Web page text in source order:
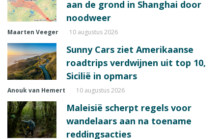
aan de grond in Shanghai door
noodweer
Maarten Veeger 10 augustus 2026
Sunny Cars ziet Amerikaanse
roadtrips verdwijnen uit top 10,
Sicilië in opmars
Anouk van Hemert 10 augustus 2026
Maleisië scherpt regels voor
wandelaars aan na toename
reddingsacties